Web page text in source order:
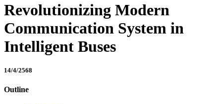
Revolutionizing Modern
Communication System in
Intelligent Buses
14/4/2568
Outline